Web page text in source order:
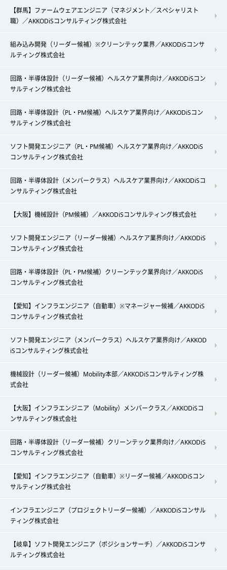
【群馬】ファームウェアエンジニア（マネジメント／スペシャリスト
職）／AKKODiSコンサルティング株式会社
組み込み開発（リーダー候補）※クリーンテック業界／AKKODiSコンサ
ルティング株式会社
回路・半導体設計（リーダー候補）ヘルスケア業界向け／AKKODiSコン
サルティング株式会社
回路・半導体設計（PL・PM候補）ヘルスケア業界向け／AKKODiSコン
サルティング株式会社
ソフト開発エンジニア（PL・PM候補）ヘルスケア業界向け／AKKODiS
コンサルティング株式会社
回路・半導体設計（メンバークラス）ヘルスケア業界向け／AKKODiSコ
ンサルティング株式会社
【大阪】機械設計（PM候補）／AKKODiSコンサルティング株式会社
ソフト開発エンジニア（リーダー候補）ヘルスケア業界向け／AKKODiS
コンサルティング株式会社
回路・半導体設計（PL・PM候補）クリーンテック業界向け／AKKODiS
コンサルティング株式会社
【愛知】インフラエンジニア（自動車）※マネージャー候補／AKKODiS
コンサルティング株式会社
ソフト開発エンジニア（メンバークラス）ヘルスケア業界向け／AKKOD
iSコンサルティング株式会社
機械設計（リーダー候補）Mobility本部／AKKODiSコンサルティング株
式会社
【大阪】インフラエンジニア（Mobility）メンバークラス／AKKODiSコ
ンサルティング株式会社
回路・半導体設計（リーダー候補）クリーンテック業界向け／AKKODiS
コンサルティング株式会社
【愛知】インフラエンジニア（自動車）※リーダー候補／AKKODiSコン
サルティング株式会社
インフラエンジニア（プロジェクトリーダー候補）／AKKODiSコンサル
ティング株式会社
【岐阜】ソフト開発エンジニア（ポジションサーチ）／AKKODiSコンサ
ルティング株式会社